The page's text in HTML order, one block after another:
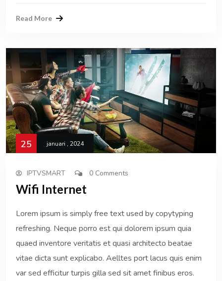
Read More
25 januari , 2024
IPTVSMART 0 Comments
Wifi Internet
Lorem ipsum is simply free text used by copytyping
refreshing. Neque porro est qui dolorem ipsum quia
quaed inventore veritatis et quasi architecto beatae
vitae dicta sunt explicabo. Aelltes port lacus quis enim
var sed efficitur turpis gilla sed sit amet finibus eros.